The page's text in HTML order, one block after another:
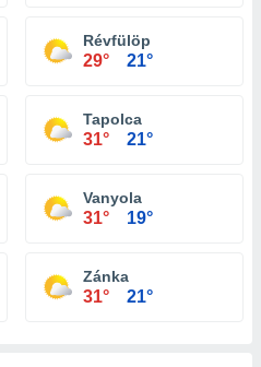
Révfülöp
29° 21°
Tapolca
31° 21°
Vanyola
31° 19°
Zánka
31° 21°